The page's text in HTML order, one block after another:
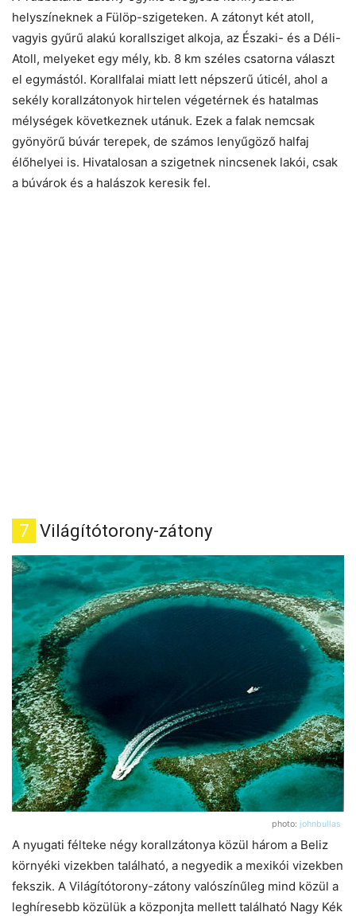
helyszíneknek a Fülöp-szigeteken. A zátonyt két atoll,
vagyis gyűrű alakú korallsziget alkoja, az Északi- és a Déli-
Atoll, melyeket egy mély, kb. 8 km széles csatorna választ
el egymástól. Korallfalai miatt lett népszerű úticél, ahol a
sekély korallzátonyok hirtelen végetérnek és hatalmas
mélységek következnek utánuk. Ezek a falak nemcsak
gyönyörű búvár terepek, de számos lenyűgöző halfaj
élőhelyei is. Hivatalosan a szigetnek nincsenek lakói, csak
a búvárok és a halászok keresik fel.
7 Világítótorony-zátony
photo: johnbullas
A nyugati félteke négy korallzátonya közül három a Beliz
környéki vizekben található, a negyedik a mexikói vizekben
fekszik. A Világítótorony-zátony valószínűleg mind közül a
leghíresebb közülük a közponjta mellett található Nagy Kék